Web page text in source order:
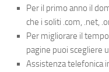
Per il primo anno il
che i soliti .com, .net,
Per migliorare il
pagine puoi scegliere
Assistenza telefonica